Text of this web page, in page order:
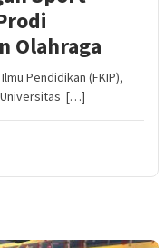
Olahraga
Pendidikan (FKIP),
Universitas […]